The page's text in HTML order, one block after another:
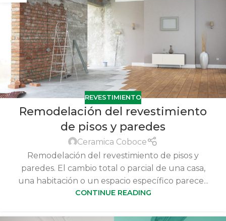
REVESTIMIENTO
Remodelación del revestimiento
de pisos y paredes
Ceramica Coboce
Remodelación del revestimiento de pisos y
paredes. El cambio total o parcial de una casa,
una habitación o un espacio específico parece...
CONTINUE READING